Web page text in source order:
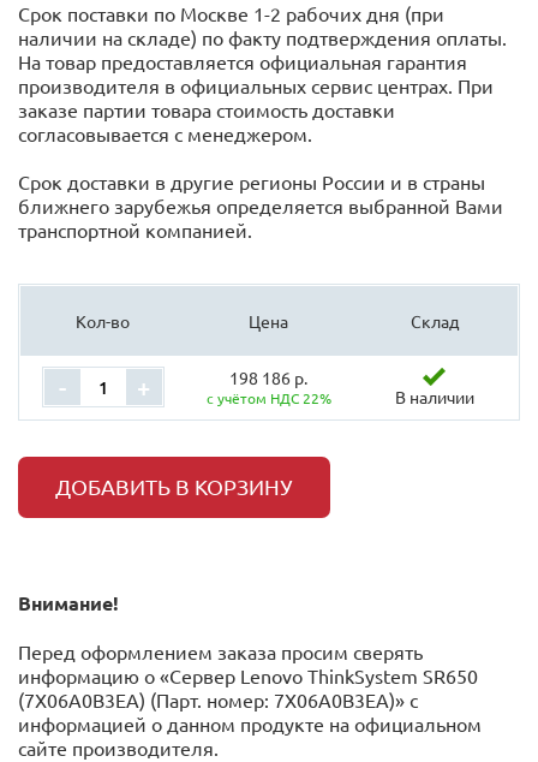
Срок поставки по Москве 1-2 рабочих дня (при
наличии на складе) по факту подтверждения оплаты.
На товар предоставляется официальная гарантия
производителя в официальных сервис центрах. При
заказе партии товара стоимость доставки
согласовывается с менеджером.
Срок доставки в другие регионы России и в страны
ближнего зарубежья определяется выбранной Вами
транспортной компанией.
Кол-во Цена Склад
- + 198 186 р.
с учётом НДС 22% В наличии
ДОБАВИТЬ В КОРЗИНУ
Внимание!
Перед оформлением заказа просим сверять
информацию о «Сервер Lenovo ThinkSystem SR650
(7X06A0B3EA) (Парт. номер: 7X06A0B3EA)» с
информацией o данном продукте на официальном
сайте производителя.